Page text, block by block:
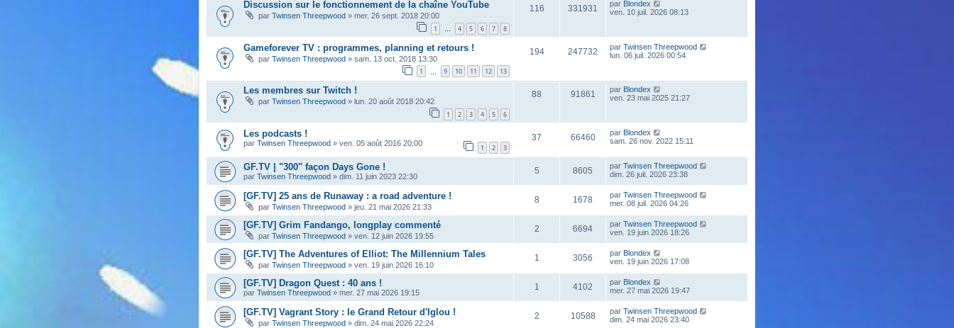
Discussion sur le fonctionnement de la chaîne YouTube
par Twinsen Threepwood » mer. 26 sept. 2018 20:00
1 … 4 5 6 7 8
116 331931 par Blondex
ven. 10 juil. 2026 08:13
Gameforever TV : programmes, planning et retours !
par Twinsen Threepwood » sam. 13 oct. 2018 13:30
1 9 10 11 12 13
194 247732 par Twinsen Threepwood
lun. 06 juil. 2026 00:54
Les membres sur Twitch !
par Twinsen Threepwood » lun. 20 août 2018 20:42
1 2 3 4 5 6
88 91861 par Blondex
ven. 23 mai 2025 21:27
Les podcasts !
par Twinsen Threepwood » ven. 05 août 2016 20:00 1 2 3
37 66460 par Blondex
sam. 26 nov. 2022 15:11
GF.TV | "300" façon Days Gone !
par Twinsen Threepwood » dim. 11 juin 2023 22:30
5 8605 par Twinsen Threepwood
dim. 26 juil. 2026 23:38
[GF.TV] 25 ans de Runaway : a road adventure !
par Twinsen Threepwood » jeu. 21 mai 2026 21:33
8 1678 par Twinsen Threepwood
mer. 08 juil. 2026 04:26
[GF.TV] Grim Fandango, longplay commenté
par Twinsen Threepwood » ven. 12 juin 2026 19:55
2 6694 par Twinsen Threepwood
ven. 19 juin 2026 18:26
[GF.TV] The Adventures of Elliot: The Millennium Tales
par Twinsen Threepwood » ven. 19 juin 2026 16:10
1 3056 par Blondex
ven. 19 juin 2026 17:08
[GF.TV] Dragon Quest : 40 ans !
par Twinsen Threepwood » mer. 27 mai 2026 19:15
1 4102 par Blondex
mer. 27 mai 2026 19:47
[GF.TV] Vagrant Story : le Grand Retour d'Iglou !
par Twinsen Threepwood » dim. 24 mai 2026 22:24
2 10588 par Twinsen Threepwood
dim. 24 mai 2026 23:40